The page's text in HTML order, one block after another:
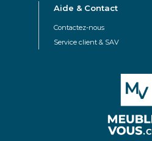
Aide & Contact
Contactez-nous
Service client & SAV